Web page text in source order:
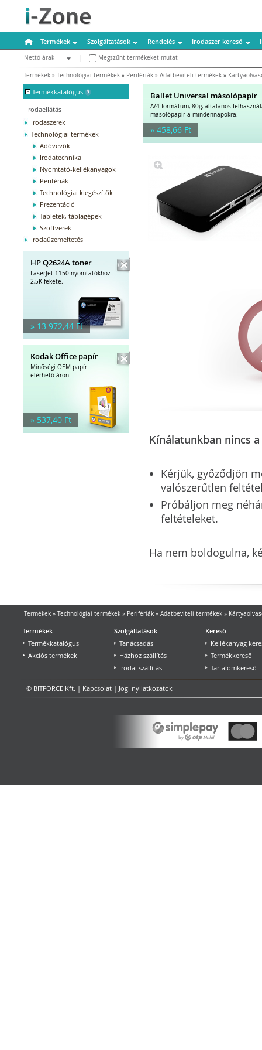
Termékek Szolgáltatások Rendelés Irodaszer kereső
Nettó árak
Megszűnt termékeket mutat
Termékek » Technológiai termékek » Perifériák » Adatbeviteli termékek »
- Termékkatalógus
Irodaellátás
Irodaszerek
Technológiai termékek
Adóvevők
Irodatechnika
Nyomtató-kellékanyagok
Perifériák
Technológiai kiegészítők
Prezentáció
Tabletek, táblagépek
Szoftverek
Irodaüzemeltetés
HP Q2624A toner
LaserJet 1150 nyomtatókhoz
2,5K fekete.
» 13 972,44 Ft
Kodak Office papír
Minőségi OEM papír
elérhető áron.
» 537,40 Ft
Ballet Universal másolópapír
A/4 formátum, 80g, általános
másolópapír a mindennapokra.
» 458,66 Ft
Kínálatunkban nincs
Kérjük, győződjön
valószerűtlen
Próbáljon meg
feltételeket.
Ha nem boldogulna,
Termékek» Technológiai termékek» Perifériák» Adatbeviteli termékek»
Termékek
Termékkatalógus
Akciós termékek
Szolgáltatások
Tanácsadás
Házhoz szállítás
Irodai szállítás
Kereső
Kellékanyag
Termékkereső
Tartalomkereső
© BITFORCE Kft. | Kapcsolat | Jogi nyilatkozatok